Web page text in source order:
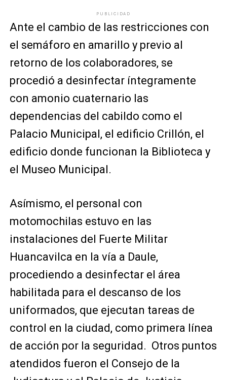
PUBLICIDAD
Ante el cambio de las restricciones con
el semáforo en amarillo y previo al
retorno de los colaboradores, se
procedió a desinfectar íntegramente
con amonio cuaternario las
dependencias del cabildo como el
Palacio Municipal, el edificio Crillón, el
edificio donde funcionan la Biblioteca y
el Museo Municipal.
Asímismo, el personal con
motomochilas estuvo en las
instalaciones del Fuerte Militar
Huancavilca en la vía a Daule,
procediendo a desinfectar el área
habilitada para el descanso de los
uniformados, que ejecutan tareas de
control en la ciudad, como primera línea
de acción por la seguridad. Otros puntos
atendidos fueron el Consejo de la